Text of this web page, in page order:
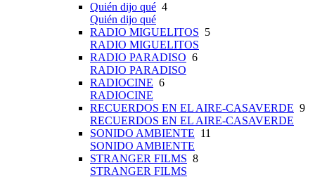
Quién dijo qué 4
Quién dijo qué
RADIO MIGUELITOS 5
RADIO MIGUELITOS
RADIO PARADISO 6
RADIO PARADISO
RADIOCINE 6
RADIOCINE
RECUERDOS EN EL AIRE-CASAVERDE 9
RECUERDOS EN EL AIRE-CASAVERDE
SONIDO AMBIENTE 11
SONIDO AMBIENTE
STRANGER FILMS 8
STRANGER FILMS